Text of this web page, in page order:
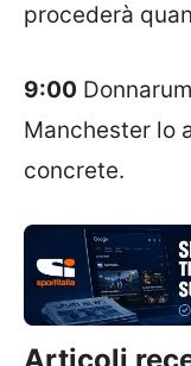
procederà
9:00
Manchester lo
concrete.